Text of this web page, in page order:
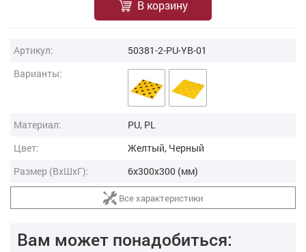
В корзину
Артикул:
50381-2-PU-YB-01
Варианты:
Материал:
PU, PL
Цвет:
Желтый, Черный
Размер (ВxШxГ):
6x300x300 (мм)
Все характеристики
Вам может понадобиться: